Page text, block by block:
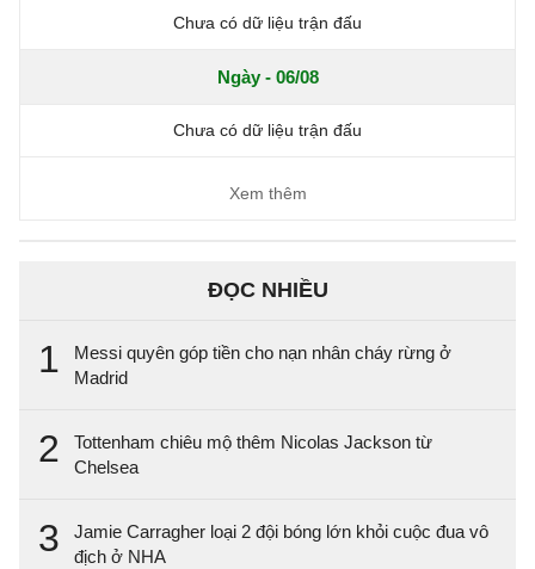
Chưa có dữ liệu trận đấu
Ngày - 06/08
Chưa có dữ liệu trận đấu
Xem thêm
ĐỌC NHIỀU
1
Messi quyên góp tiền cho nạn nhân cháy rừng ở
Madrid
2
Tottenham chiêu mộ thêm Nicolas Jackson từ
Chelsea
3
Jamie Carragher loại 2 đội bóng lớn khỏi cuộc đua vô
địch ở NHA